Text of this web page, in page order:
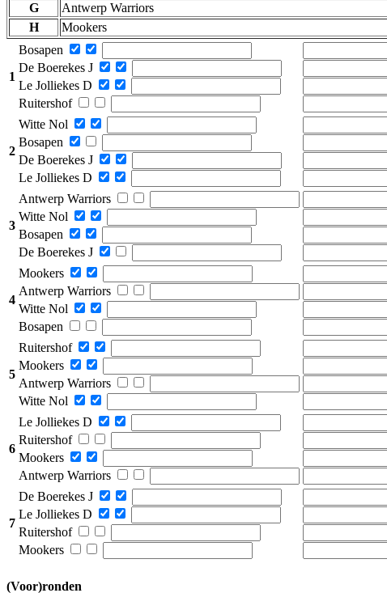
G
Antwerp Warriors
H
Mookers
1
Bosapen
De Boerekes J
Le Jolliekes D
Ruitershof
2
Witte Nol
Bosapen
De Boerekes J
Le Jolliekes D
3
Antwerp Warriors
Witte Nol
Bosapen
De Boerekes J
4
Mookers
Antwerp Warriors
Witte Nol
Bosapen
5
Ruitershof
Mookers
Antwerp Warriors
Witte Nol
6
Le Jolliekes D
Ruitershof
Mookers
Antwerp Warriors
7
De Boerekes J
Le Jolliekes D
Ruitershof
Mookers
(Voor)ronden